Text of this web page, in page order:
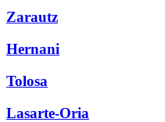
Zarautz
Hernani
Tolosa
Lasarte-Oria